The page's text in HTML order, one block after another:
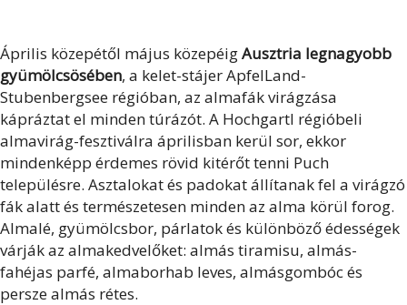
Április közepétől május közepéigAusztria legnagyobb
gyümölcsösében, a kelet-stájer ApfelLand-
Stubenbergsee régióban, az almafák virágzása
kápráztat el minden túrázót. A Hochgartl régióbeli
almavirág-fesztiválra áprilisban kerül sor, ekkor
mindenképp érdemes rövid kitérőt tenni Puch
településre. Asztalokat és padokat állítanak fel a virágzó
fák alatt és természetesen minden az alma körül forog.
Almalé, gyümölcsbor, párlatok és különböző édességek
várják az almakedvelőket: almás tiramisu, almás-
fahéjas parfé, almaborhab leves, almásgombóc és
persze almás rétes.